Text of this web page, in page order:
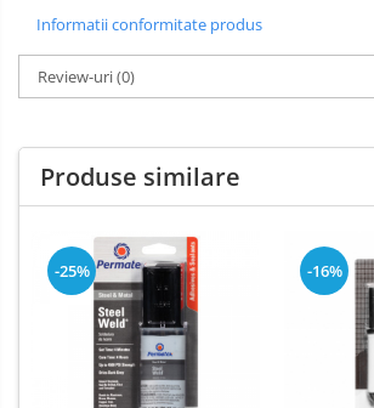
Informatii conformitate produs
Review-uri(0)
Produse similare
-25% -16%